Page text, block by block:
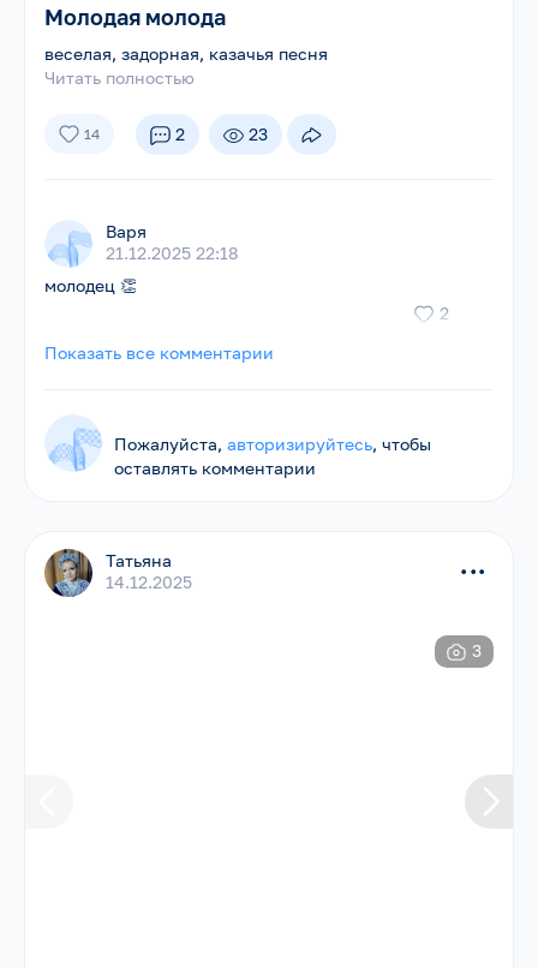
Молодая молода
веселая, задорная, казачья песня
Читать полностью
14 2 23
Варя
21.12.2025 22:18
молодец 👏
2
Показать все комментарии
Пожалуйста,авторизируйтесь, чтобы
оставлять комментарии
Татьяна
14.12.2025
...
3